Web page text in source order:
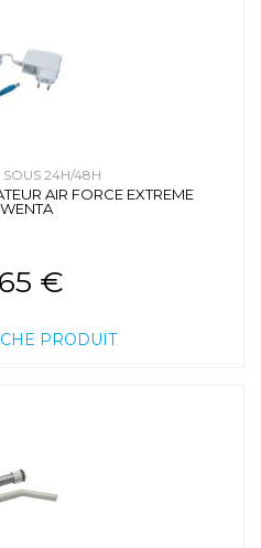
SOUS 24H/48H
AIR FORCE EXTREME
€
PRODUIT